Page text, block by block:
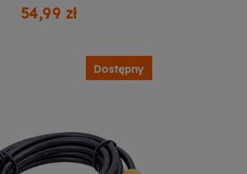
54,99 zł
Dostępny